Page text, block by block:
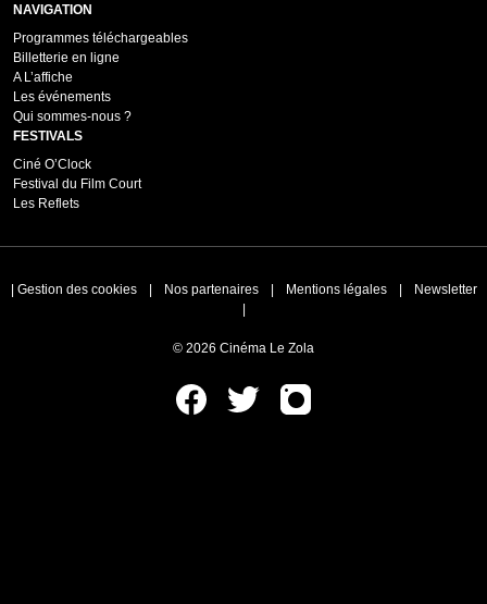
NAVIGATION
Programmes téléchargeables
Billetterie en ligne
A L’affiche
Les événements
Qui sommes-nous ?
FESTIVALS
Ciné O’Clock
Festival du Film Court
Les Reflets
Gestion des cookies Nos partenaires Mentions légales
Newsletter
© 2026 Cinéma Le Zola